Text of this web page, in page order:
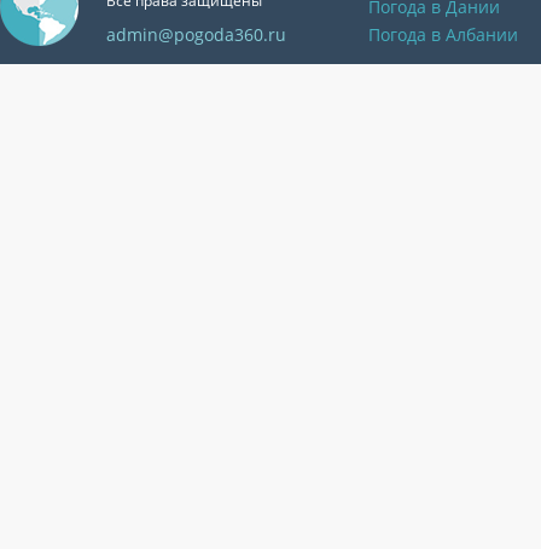
admin@pogoda360.ru
Погода в Дании
Погода в Албании